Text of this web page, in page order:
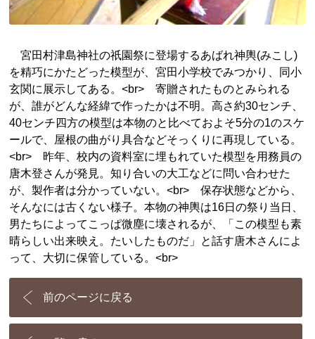
宮田村津島神社の祇園祭に登場するあばれ神輿(みこし)
を精巧にかたどった模型が、宮田小学校でみつかり、同小
玄関に展示してある。<br> 寄贈されたものとみられる
が、誰がどんな経緯で作ったかは不明。高さ約30センチ、
40センチ四方の模型は本物のと比べておよそ5分の1のスケ
ールで、屋根の曲がり具合などそっくりに再現している。
<br> 昨年、校内の資料室に埋もれていた模型を用務員の
唐木登さんが発見。知り合いの大工などに問い合わせた
が、製作者は分かっていない。<br> 保存状態などから、
そんなには古くない様子。本物の神輿は16日の祭り当日、
男たちによってこっぱ微塵に壊されるが、「この模型も素
晴らしい出来映え。たいしたものだ」と話す唐木さんによ
って、大切に保管している。<br>
前のページに戻る